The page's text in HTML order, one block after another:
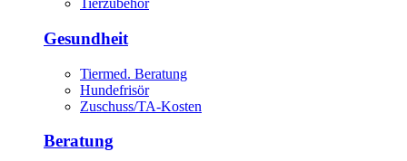
Tierzubehör
Gesundheit
Tiermed. Beratung
Hundefrisör
Zuschuss/TA-Kosten
Beratung